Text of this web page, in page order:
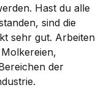
Hast du alle
sind die
sehr gut. Arbeiten
der